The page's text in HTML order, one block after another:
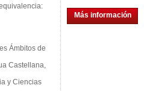
Ámbitos de
Castellana,
y Ciencias
Más información